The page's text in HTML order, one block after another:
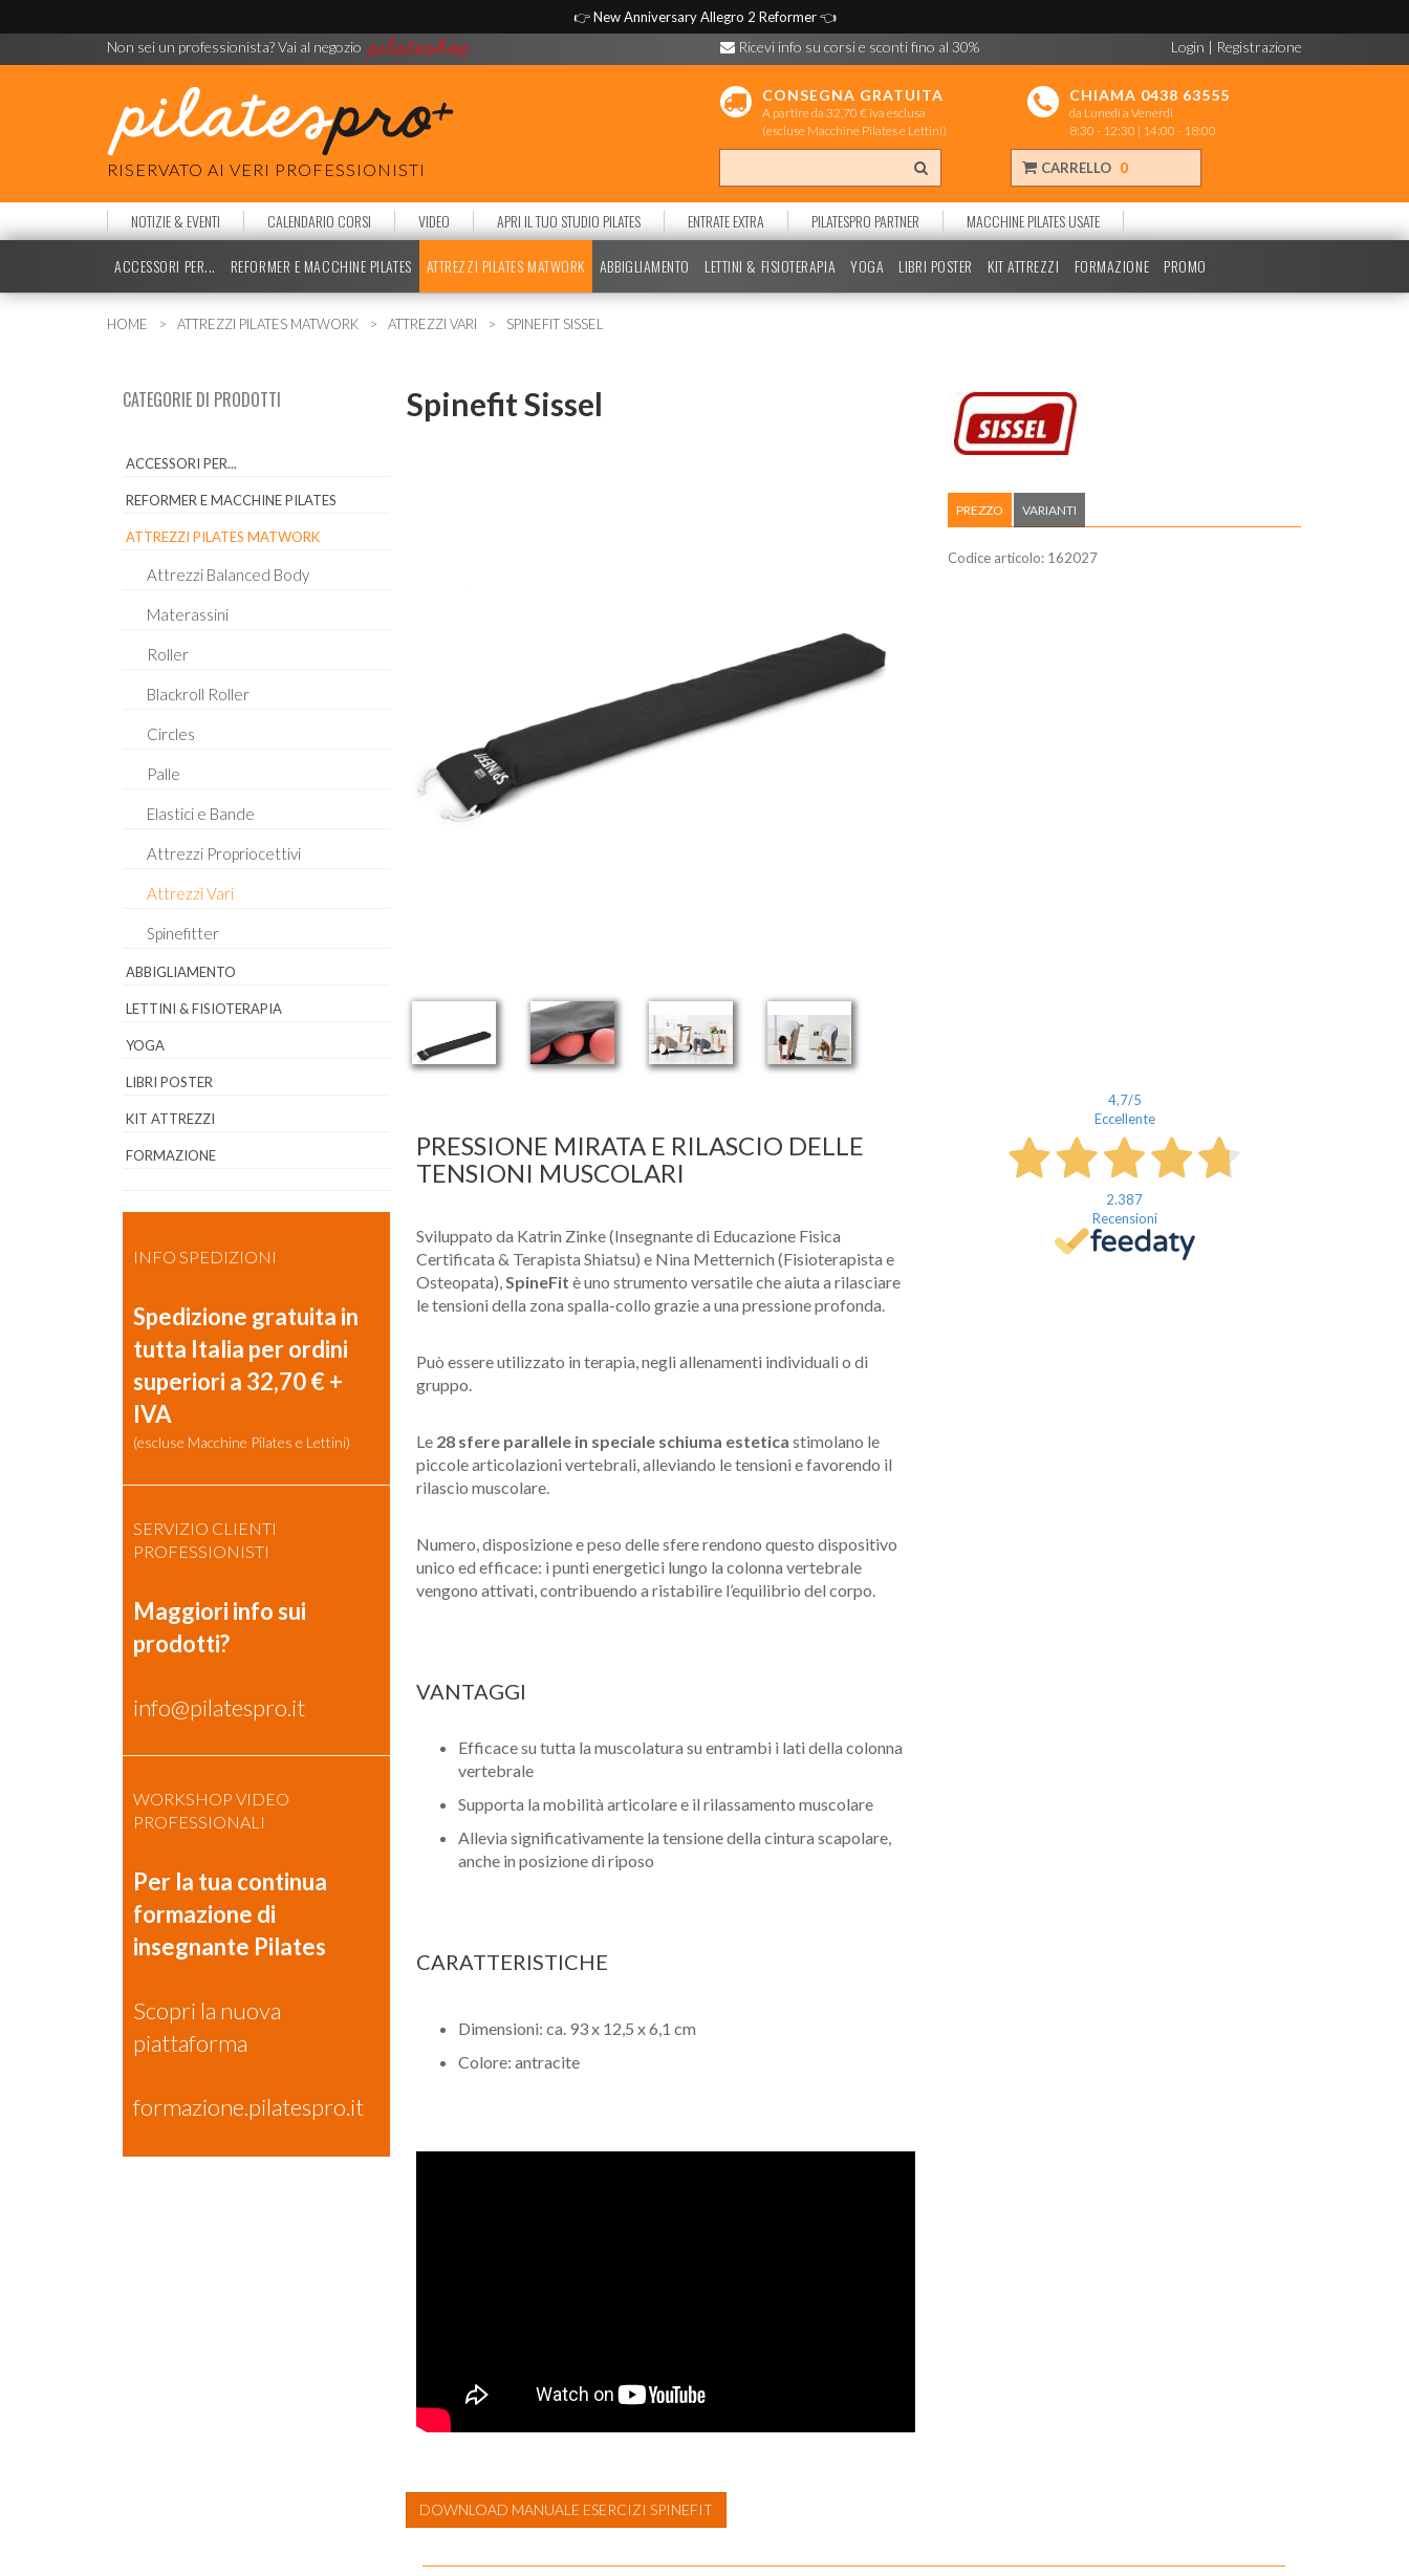
👉New Anniversary Allegro 2 Reformer👈
Non sei un professionista? Vai al negozio Ricevi info su corsi e sconti fino al 30% Login | Registrazione
RISERVATO AI VERI PROFESSIONISTI
CONSEGNA GRATUITA
A partire da 32,70 € iva esclusa
(escluse Macchine Pilates e Lettini)
CHIAMA 0438 63555
da Lunedì a Venerdì
8:30 - 12:30 | 14:00 - 18:00
CARRELLO 0
NOTIZIE & EVENTI CALENDARIO CORSI VIDEO APRI IL TUO STUDIO PILATES ENTRATE EXTRA PILATESPRO PARTNER MACCHINE PILATES USATE
ACCESSORI PER... REFORMER E MACCHINE PILATES ATTREZZI PILATES MATWORK ABBIGLIAMENTO LETTINI & FISIOTERAPIA YOGA LIBRI POSTER KIT ATTREZZI FORMAZIONE PROMO
HOME ATTREZZI PILATES MATWORK ATTREZZI VARI SPINEFIT SISSEL
CATEGORIE DI PRODOTTI
ACCESSORI PER...
REFORMER E MACCHINE PILATES
ATTREZZI PILATES MATWORK
Attrezzi Balanced Body
Materassini
Roller
Blackroll Roller
Circles
Palle
Elastici e Bande
Attrezzi Propriocettivi
Attrezzi Vari
Spinefitter
ABBIGLIAMENTO
LETTINI & FISIOTERAPIA
YOGA
LIBRI POSTER
KIT ATTREZZI
FORMAZIONE
INFO SPEDIZIONI
Spedizione gratuita in
tutta Italia per ordini
superiori a 32,70 € +
IVA
(escluse Macchine Pilates e Lettini)
SERVIZIO CLIENTI
PROFESSIONISTI
Maggiori info sui
prodotti?
info@pilatespro.it
WORKSHOP VIDEO
PROFESSIONALI
Per la tua continua
formazione di
insegnante Pilates
Scopri la nuova
piattaforma
formazione.pilatespro.it
Spinefit Sissel
PREZZO VARIANTI
Codice articolo: 162027
PRESSIONE MIRATA E RILASCIO DELLE
TENSIONI MUSCOLARI
Sviluppato da Katrin Zinke (Insegnante di Educazione Fisica
Certificata & Terapista Shiatsu) e Nina Metternich (Fisioterapista e
Osteopata),SpineFit è uno strumento versatile che aiuta a rilasciare
le tensioni della zona spalla-collo grazie a una pressione profonda.
Può essere utilizzato in terapia, negli allenamenti individuali o di
gruppo.
Le 28 sfere parallele in speciale schiuma estetica stimolano le
piccole articolazioni vertebrali, alleviando le tensioni e favorendo il
rilascio muscolare.
Numero, disposizione e peso delle sfere rendono questo dispositivo
unico ed efficace: i punti energetici lungo la colonna vertebrale
vengono attivati, contribuendo a ristabilire l’equilibrio del corpo.
VANTAGGI
Efficace su tutta la muscolatura su entrambi i lati della colonna
vertebrale
Supporta la mobilità articolare e il rilassamento muscolare
Allevia significativamente la tensione della cintura scapolare,
anche in posizione di riposo
CARATTERISTICHE
Dimensioni: ca. 93 x 12,5 x 6,1 cm
Colore: antracite
DOWNLOAD MANUALE ESERCIZI SPINEFIT
4,7/5
Eccellente
2.387
Recensioni